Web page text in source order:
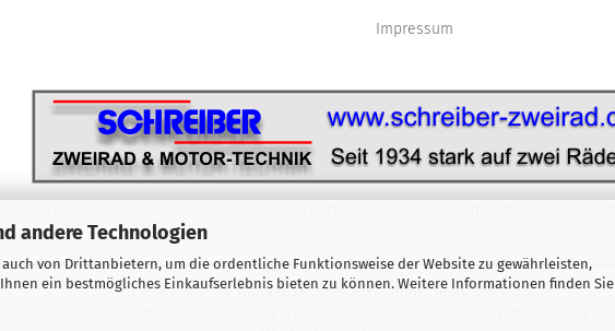
andere Technologien
von Drittanbietern, um die ordentliche Funktionsweise der Website zu gewährleisten,
ein bestmögliches Einkaufserlebnis bieten zu können. Weitere Informationen finden Sie
Impressum
Onlineshopby Gambio.de © 2026 Gambio ThemesXycons.de